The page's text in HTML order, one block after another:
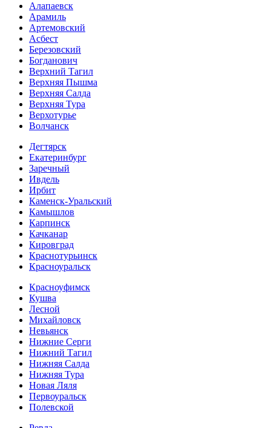
Алапаевск
Арамиль
Артемовский
Асбест
Березовский
Богданович
Верхний Тагил
Верхняя Пышма
Верхняя Салда
Верхняя Тура
Верхотурье
Волчанск
Дегтярск
Екатеринбург
Заречный
Ивдель
Ирбит
Каменск-Уральский
Камышлов
Карпинск
Качканар
Кировград
Краснотурьинск
Красноуральск
Красноуфимск
Кушва
Лесной
Михайловск
Невьянск
Нижние Серги
Нижний Тагил
Нижняя Салда
Нижняя Тура
Новая Ляля
Первоуральск
Полевской